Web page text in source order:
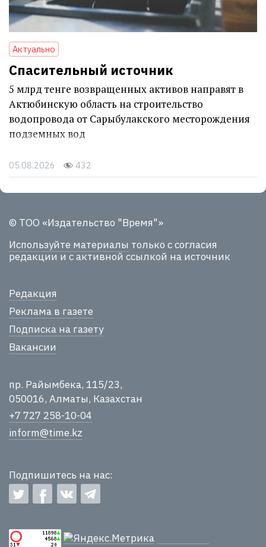
Актуально
Спасительный источник
5 млрд тенге возвращенных активов направят в
Актюбинскую область на строительство
водопровода от Сарыбулакского месторождения
подземных вод
05.08.2026 432
© ТОО «Издательство "Время"»
Используйте материалы только с согласия
редакции и с активной ссылкой на источник
Редакция
Реклама в газете
Подписка на газету
Вакансии
пр. Райымбека, 115/23,
050016, Алматы, Казахстан
+7 727 258-10-04
inform@time.kz
Подпишитесь на нас: